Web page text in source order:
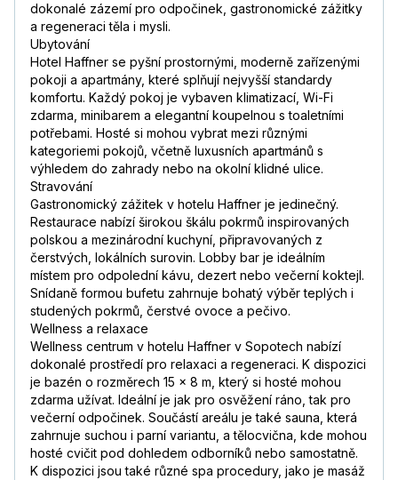
dokonalé zázemí pro odpočinek, gastronomické zážitky
a regeneraci těla i mysli.
Ubytování
Hotel Haffner se pyšní prostornými, moderně zařízenými
pokoji a apartmány, které splňují nejvyšší standardy
komfortu. Každý pokoj je vybaven klimatizací, Wi-Fi
zdarma, minibarem a elegantní koupelnou s toaletními
potřebami. Hosté si mohou vybrat mezi různými
kategoriemi pokojů, včetně luxusních apartmánů s
výhledem do zahrady nebo na okolní klidné ulice.
Stravování
Gastronomický zážitek v hotelu Haffner je jedinečný.
Restaurace nabízí širokou škálu pokrmů inspirovaných
polskou a mezinárodní kuchyní, připravovaných z
čerstvých, lokálních surovin. Lobby bar je ideálním
místem pro odpolední kávu, dezert nebo večerní koktejl.
Snídaně formou bufetu zahrnuje bohatý výběr teplých i
studených pokrmů, čerstvé ovoce a pečivo.
Wellness a relaxace
Wellness centrum v hotelu Haffner v Sopotech nabízí
dokonalé prostředí pro relaxaci a regeneraci. K dispozici
je bazén o rozměrech 15 x 8 m, který si hosté mohou
zdarma užívat. Ideální je jak pro osvěžení ráno, tak pro
večerní odpočinek. Součástí areálu je také sauna, která
zahrnuje suchou i parní variantu, a tělocvična, kde mohou
hosté cvičit pod dohledem odborníků nebo samostatně.
K dispozici jsou také různé spa procedury, jako je masáž